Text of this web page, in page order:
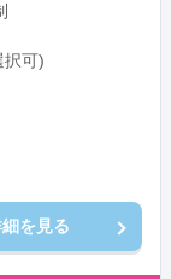
択可)
を見る